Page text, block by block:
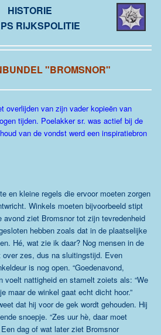
HISTORIE
RIJKSPOLITIE
"BROMSNOR"
overlijden van zijn vader kopieën van
tijden. Poelakker sr. was actief bij de
van de vondst werd een inspiratiebron
en kleine regels die ervoor moeten zorgen
Winkels moeten bijvoorbeeld stipt
avond ziet Bromsnor tot zijn tevredenheid
hebben zoals dat in de plaatselijke
Hé, wat zie ik daar? Nog mensen in de
zes, dus na sluitingstijd. Even
is nog open. “Goedenavond,
voelt nattigheid en stamelt zoiets als: “We
maar de winkel gaat echt dicht hoor.”
dat hij voor de gek wordt gehouden. Hij
snoepje. “Zes uur hè, daar moet
dag of wat later ziet Bromsnor